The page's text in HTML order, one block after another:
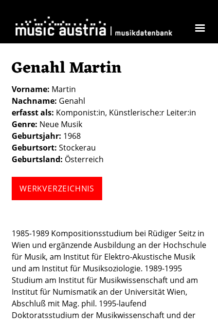
Genahl Martin
Vorname Martin
Nachname Genahl
erfasst als Komponist:in Künstlerische:r Leiter:in
Genre Neue Musik
Geburtsjahr 1968
Geburtsort Stockerau
Geburtsland Österreich
WERKVERZEICHNIS
1985-1989 Kompositionsstudium bei Rüdiger Seitz in
Wien und ergänzende Ausbildung an der Hochschule
für Musik, am Institut für Elektro-Akustische Musik
und am Institut für Musiksoziologie. 1989-1995
Studium am Institut für Musikwissenschaft und am
Institut für Numismatik an der Universität Wien,
Abschluß mit Mag. phil. 1995-laufend
Doktoratsstudium der Musikwissenschaft und der